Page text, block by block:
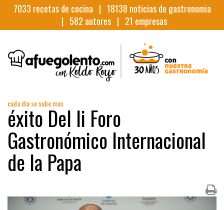
7033 recetas de cocina | 18138 noticias de gastronomia
| 582 autores | 21 empresas
cada dia se sabe mas
éxito Del Ii Foro
Gastronómico Internacional
de la Papa